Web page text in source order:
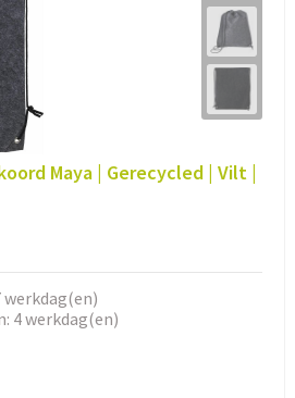
Maya | Gerecycled | Vilt |
werkdag(en)
4 werkdag(en)